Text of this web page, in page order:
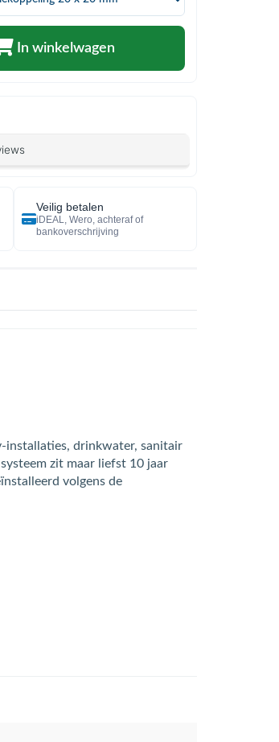
In winkelwagen
Veilig betalen
iDEAL, Wero, achteraf of
bankoverschrijving
installaties, drinkwater, sanitair
zit maar liefst 10 jaar
volgens de